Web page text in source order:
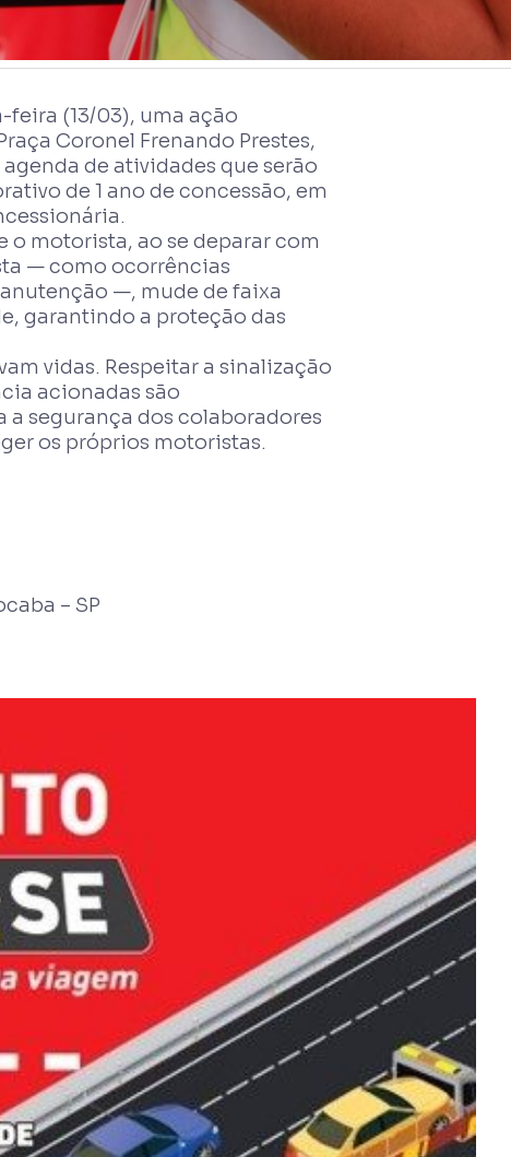
(13/03), uma ação
Coronel Frenando Prestes,
de atividades que serão
de 1 ano de concessão, em
motorista, ao se deparar com
— como ocorrências
—, mude de faixa
garantindo a proteção das
vidas. Respeitar a sinalização
acionadas são
segurança dos colaboradores
os próprios motoristas.
– SP